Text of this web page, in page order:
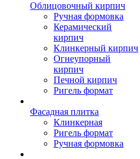
Облицовочный кирпич
Ручная формовка
Керамический
кирпич
Клинкерный кирпич
Огнеупорный
кирпич
Печной кирпич
Ригель формат
Фасадная плитка
Клинкерная
Ригель формат
Ручная формовка